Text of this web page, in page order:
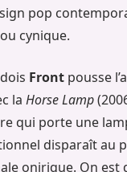
pop
cynique.
Front pousse
la Horse Lamp
qui porte une
disparaît au
onirique. On est